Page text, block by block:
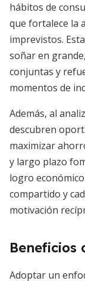
hábitos de
que fortalece la
imprevistos.
soñar en
conjuntas y
momentos de
Además, al
descubren
maximizar
y largo plazo
logro
compartido y
motivación
Beneficios
Adoptar un